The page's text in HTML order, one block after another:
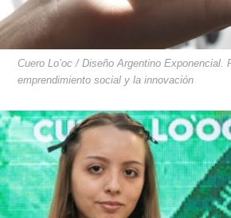
Cuero Lo’oc / Diseño Argentino Exponencial.
emprendimiento social y la innovación